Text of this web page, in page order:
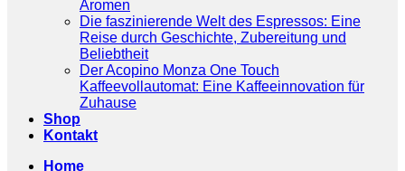
Aromen
Die faszinierende Welt des Espressos: Eine
Reise durch Geschichte, Zubereitung und
Beliebtheit
Der Acopino Monza One Touch
Kaffeevollautomat: Eine Kaffeeinnovation für
Zuhause
Shop
Kontakt
Home